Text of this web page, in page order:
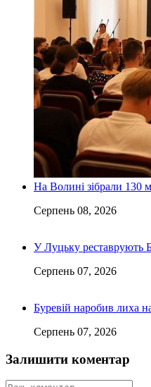
На Волині зібрали 130
Серпень 08, 2026
У Луцьку реставрують
Серпень 07, 2026
Буревій наробив лиха
Серпень 07, 2026
Залишити коментар